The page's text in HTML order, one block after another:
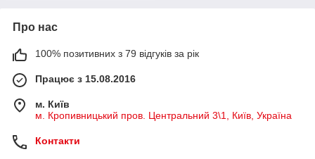
Про нас
100% позитивних з 79 відгуків за рік
Працює з 15.08.2016
м. Київ
м. Кропивницький пров. Центральний 3\1, Київ, Україна
Контакти